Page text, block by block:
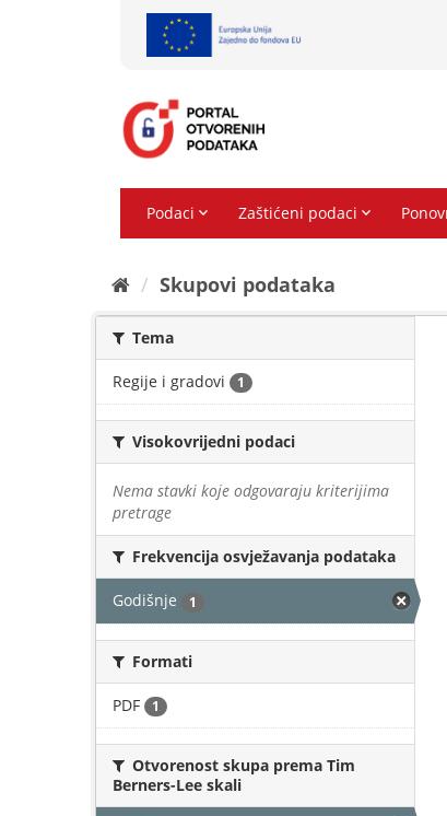
Skupovi podаtаkа
Tema
Regije i gradovi 1
Visokovrijedni podaci
Nema stavki koje odgovaraju kriterijima
pretrage
Frekvencija osvježavanja podataka
Godišnje 1
Formati
PDF 1
Otvorenost skupa prema Tim
Berners-Lee skali